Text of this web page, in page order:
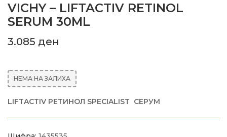
VICHY – LIFTACTIV RETINOL
SERUM 30ML
3.085 ден
НЕМА НА ЗАЛИХА
LIFTACTIV РЕТИНОЛ SPECIALIST СЕРУМ